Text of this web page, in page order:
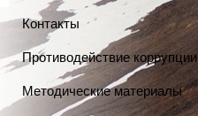
Контакты
Противодействие коррупции
Методические материалы